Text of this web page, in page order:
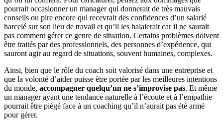
pourrait occasionner un manager qui donnerait de très mauvais
conseils ou pire encore qui recevrait des confidences d’un salarié
harcelé sur son lieu de travail et qu’il les balaierait car il ne saurait
pas comment gérer ce genre de situation. Certains problèmes doivent
être traités par des professionnels, des personnes d’expérience, qui
sauront agir au regard de situations, souvent humaines, complexes.
Ainsi, bien que le rôle du coach soit valorisé dans une entreprise et
que la volonté d’aider puisse être portée par les meilleures intentions
du monde, accompagner quelqu’un ne s’improvise pas. Et même
un manager ayant une tendance naturelle à l’écoute et à l’empathie
pourrait être piégé face à un coaching qu’il n’aurait pas été armé
pour gérer.